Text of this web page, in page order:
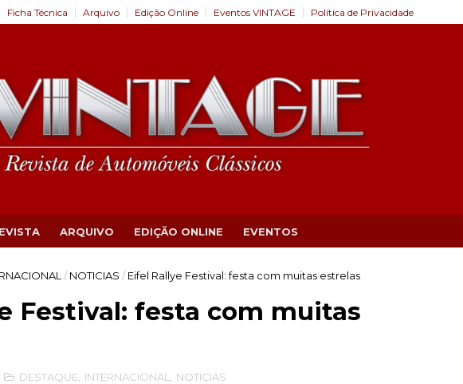
Ficha Técnica Arquivo Edição Online Eventos VINTAGE Política de Privacidade
ARQUIVO EDIÇÃO ONLINE EVENTOS
/ NOTICIAS / Eifel Rallye Festival: festa com muitas estrelas
Festival: festa com muitas
DESTAQUE INTERNACIONAL NOTICIAS